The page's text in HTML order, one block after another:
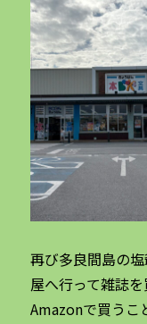
再び多良間島の
屋へ行って雑誌
Amazonで買うこ